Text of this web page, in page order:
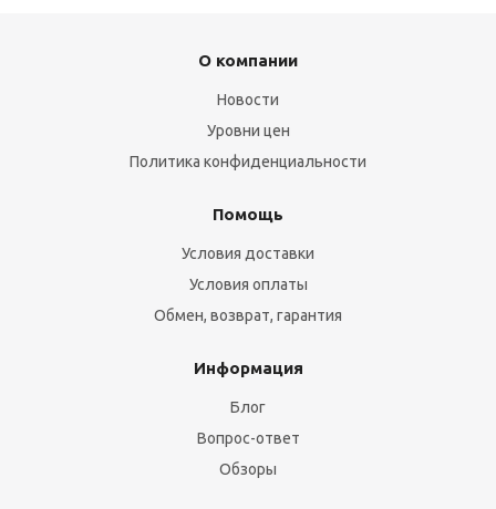
О компании
Новости
Уровни цен
Политика конфиденциальности
Помощь
Условия доставки
Условия оплаты
Обмен, возврат, гарантия
Информация
Блог
Вопрос-ответ
Обзоры